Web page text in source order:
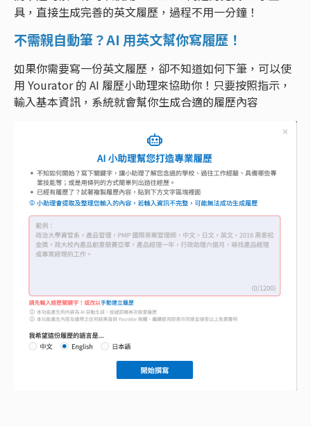
具，直接生成完善的英文履歷，過程不用一分鐘！
不需親自動筆？AI 用英文幫你寫履歷！
如果你需要寫一份英文履歷，卻不知道如何下筆，可以使
用 Yourator 的 AI 履歷小助理來協助你！只要按照指示，
輸入基本資訊，系統就會幫你生成合適的履歷內容